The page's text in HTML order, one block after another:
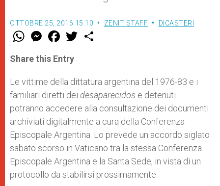
OTTOBRE 25, 2016 15:10 ZENIT STAFF DICASTERI
W
t
s
p
p
M
e
s
e
g
e
r
F
a
e
b
o
k
w
r
Share this Entry
Le vittime della dittatura argentina del 1976-83 e i
familiari diretti dei desaparecidos e detenuti
potranno accedere alla consultazione dei documenti
archiviati digitalmente a cura della Conferenza
Episcopale Argentina. Lo prevede un accordo siglato
sabato scorso in Vaticano tra la stessa Conferenza
Episcopale Argentina e la Santa Sede, in vista di un
protocollo da stabilirsi prossimamente.